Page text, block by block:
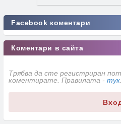
Facebook коментари
Коментари в сайта
Трябва да сте регистриран
коментирате. Правилата - тук